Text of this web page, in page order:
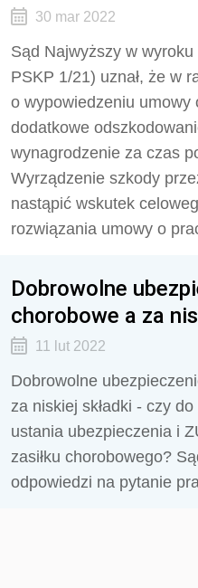
30 mar 2022
Sąd Najwyższy w
PSKP 1/21) uznał, że w
o wypowiedzeniu umowy
dodatkowe
wynagrodzenie za czas
Wyrządzenie szkody
nastąpić wskutek
rozwiązania umowy o
Dobrowolne
chorobowe a za
11 lut 2022
Dobrowolne
za niskiej składki - czy
ustania ubezpieczenia i
zasiłku chorobowego?
odpowiedzi na pytanie